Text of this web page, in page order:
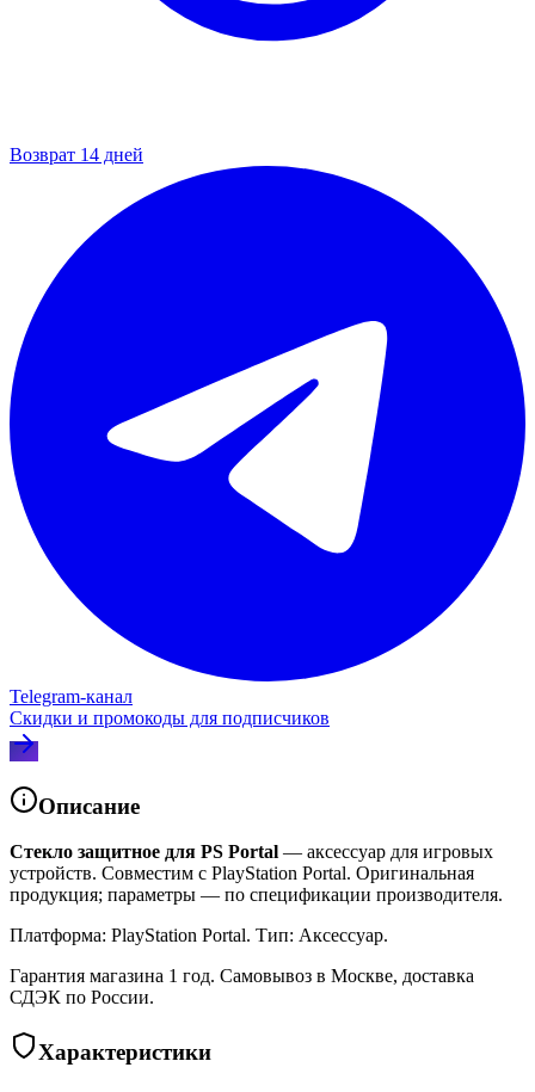
Возврат 14 дней
Telegram‑канал
Скидки и промокоды для подписчиков
Описание
Стекло защитное для PS Portal — аксессуар для игровых
устройств. Совместим с PlayStation Portal. Оригинальная
продукция; параметры — по спецификации производителя.
Платформа: PlayStation Portal. Тип: Аксессуар.
Гарантия магазина 1 год. Самовывоз в Москве, доставка
СДЭК по России.
Характеристики